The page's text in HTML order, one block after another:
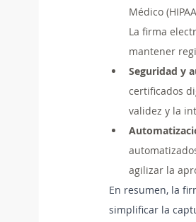
Médico
La firma
mantener
Seguridad y
certificados
validez y la
agilizar la
En resumen, la
simplificar la